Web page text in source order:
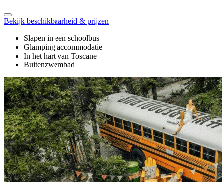
Bekijk beschikbaarheid & prijzen
Slapen in een schoolbus
Glamping accommodatie
In het hart van Toscane
Buitenzwembad